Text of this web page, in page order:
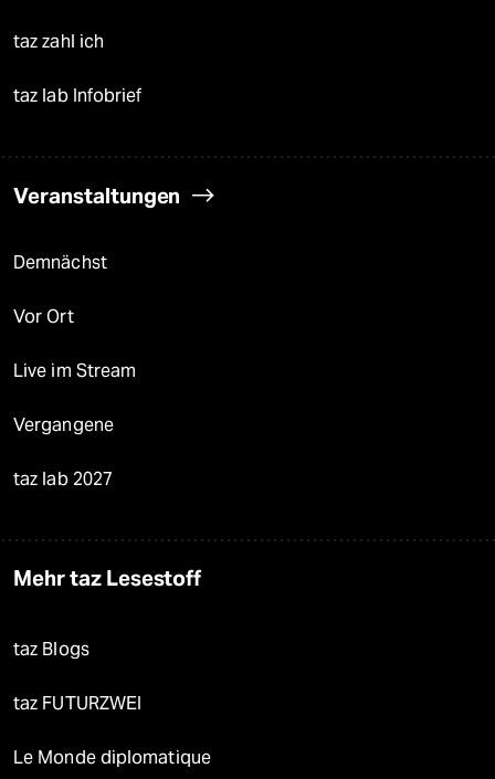
taz zahl ich
taz lab Infobrief
Veranstaltungen
Demnächst
Vor Ort
Live im Stream
Vergangene
taz lab 2027
Mehr taz Lesestoff
taz Blogs
taz FUTURZWEI
Le Monde diplomatique